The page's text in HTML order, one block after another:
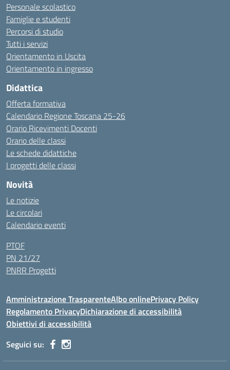
Personale scolastico
Famiglie e studenti
Percorsi di studio
Tutti i servizi
Orientamento in Uscita
Orientamento in ingresso
Didattica
Offerta formativa
Calendario Regione Toscana 25-26
Orario Ricevimenti Docenti
Orario delle classi
Le schede didattiche
I progetti delle classi
Novità
Le notizie
Le circolari
Calendario eventi
PTOF
PN 21/27
PNRR Progetti
Amministrazione TrasparenteAlbo onlinePrivacy Policy
Regolamento PrivacyDichiarazione di accessibilità
Obiettivi di accessibilità
Seguici su: